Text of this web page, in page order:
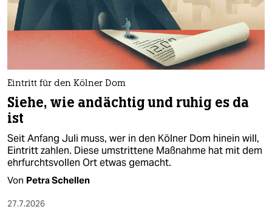
Eintritt für den Kölner Dom
Siehe, wie andächtig und ruhig es da
ist
Seit Anfang Juli muss, wer in den Kölner Dom hinein will,
Eintritt zahlen. Diese umstrittene Maßnahme hat mit dem
ehrfurchtsvollen Ort etwas gemacht.
Von Petra Schellen
27.7.2026